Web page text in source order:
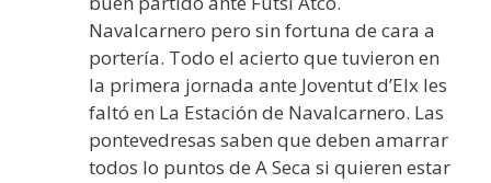
Navalcarnero pero sin fortuna de cara a
portería. Todo el acierto que tuvieron en
la primera jornada ante Joventut d’Elx les
faltó en La Estación de Navalcarnero. Las
pontevedresas saben que deben amarrar
todos lo puntos de A Seca si quieren estar